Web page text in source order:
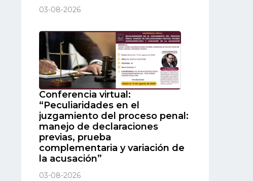
03-08-2026
Conferencia virtual:
“Peculiaridades en el
juzgamiento del proceso penal:
manejo de declaraciones
previas, prueba
complementaria y variación de
la acusación”
03-08-2026